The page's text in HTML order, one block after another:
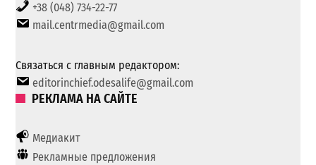
+38 (048) 734-22-77
mail.centrmedia@gmail.com
Связаться с главным редактором:
editorinchief.odesalife@gmail.com
РЕКЛАМА НА САЙТЕ
Медиакит
Рекламные предложения